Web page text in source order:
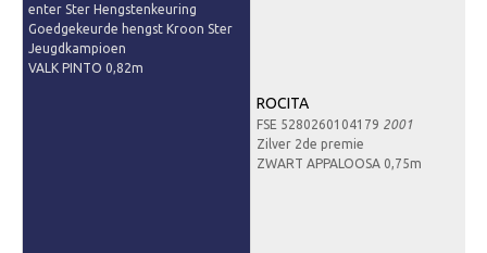
enter Ster Hengstenkeuring
Goedgekeurde hengst Kroon Ster
Jeugdkampioen
VALK PINTO 0,82m
ROCITA
FSE 5280260104179 2001
Zilver 2de premie
ZWART APPALOOSA 0,75m